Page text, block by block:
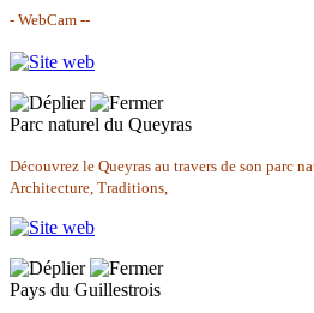
- WebCam --
Parc naturel du Queyras
Découvrez le Queyras au travers de son parc
Architecture, Traditions,
Pays du Guillestrois